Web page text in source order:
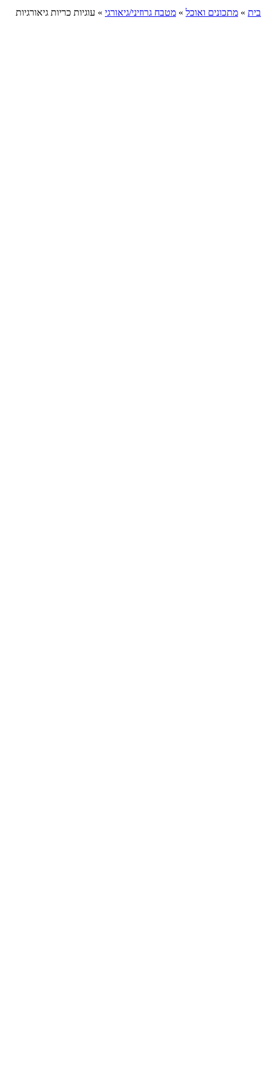
בית » מתכונים ואוכל » מטבח גרוזיני/גיאורגי » עוגיות כריות גיאורגיות